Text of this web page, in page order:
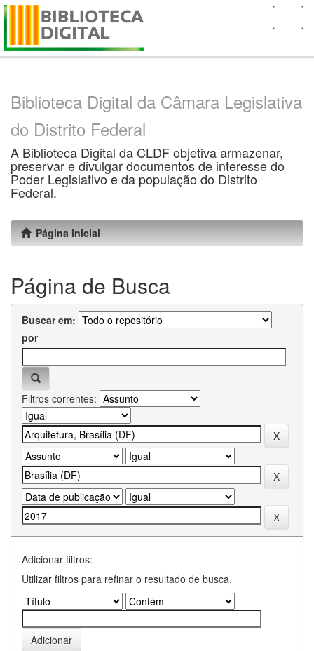
Skip
Biblioteca Digital da Câmara Legislativa
do Distrito Federal
A Biblioteca Digital da CLDF objetiva armazenar,
preservar e divulgar documentos de interesse do
Poder Legislativo e da população do Distrito
Federal.
Página inicial
Página de Busca
Buscar em:
por
Filtros correntes:
Adicionar filtros:
Utilizar filtros para refinar o resultado de busca.